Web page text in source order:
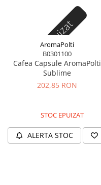
Stoc epuizat
AromaPolti
B0301100
Cafea Capsule AromaPolti
Sublime
202,85 RON
STOC EPUIZAT
ALERTA STOC